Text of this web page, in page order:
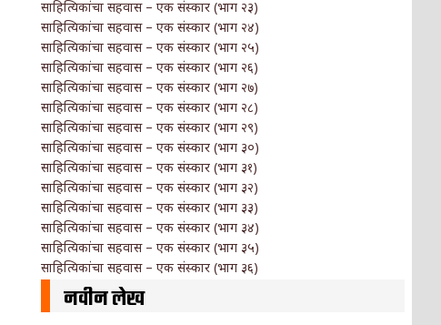
साहित्यिकांचा सहवास – एक संस्कार (भाग २३)
साहित्यिकांचा सहवास – एक संस्कार (भाग २४)
साहित्यिकांचा सहवास – एक संस्कार (भाग २५)
साहित्यिकांचा सहवास – एक संस्कार (भाग २६)
साहित्यिकांचा सहवास – एक संस्कार (भाग २७)
साहित्यिकांचा सहवास – एक संस्कार (भाग २८)
साहित्यिकांचा सहवास – एक संस्कार (भाग २९)
साहित्यिकांचा सहवास – एक संस्कार (भाग ३०)
साहित्यिकांचा सहवास – एक संस्कार (भाग ३१)
साहित्यिकांचा सहवास – एक संस्कार (भाग ३२)
साहित्यिकांचा सहवास – एक संस्कार (भाग ३३)
साहित्यिकांचा सहवास – एक संस्कार (भाग ३४)
साहित्यिकांचा सहवास – एक संस्कार (भाग ३५)
साहित्यिकांचा सहवास – एक संस्कार (भाग ३६)
नवीन लेख